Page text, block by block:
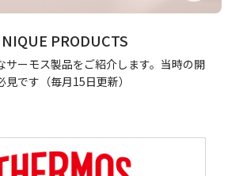
PRODUCTS
サーモス製品をご紹介します。当時の開
です（毎月15日更新）